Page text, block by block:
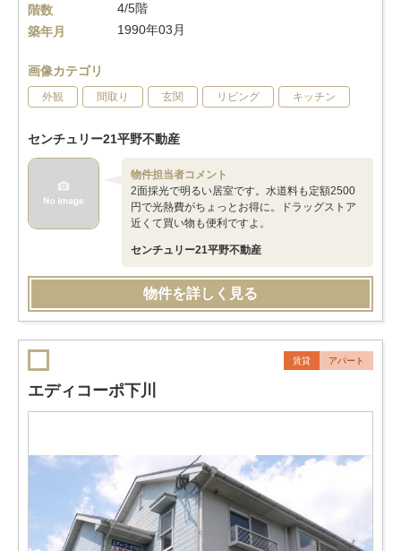
階数
4/5階
築年月
1990年03月
画像カテゴリ
外観 間取り 玄関 リビング キッチン
センチュリー21平野不動産
物件担当者コメント
2面採光で明るい居室です。水道料も定額2500
円で光熱費がちょっとお得に。ドラッグストア
近くて買い物も便利ですよ。
センチュリー21平野不動産
物件を詳しく見る
賃貸 アパート
エディコーポ下川